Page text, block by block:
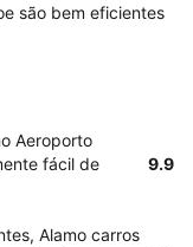
são bem eficientes
Aeroporto
fácil de
9.9
Alamo carros